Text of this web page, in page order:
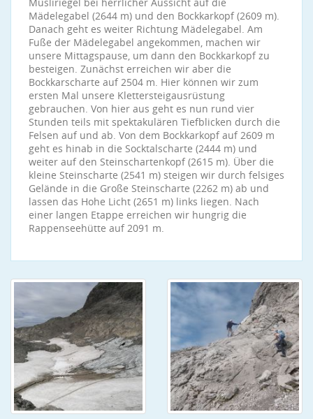
Mädelegabel (2644 m) und den Bockkarkopf (2609 m).
Danach geht es weiter Richtung Mädelegabel. Am
Fuße der Mädelegabel angekommen, machen wir
unsere Mittagspause, um dann den Bockkarkopf zu
besteigen. Zunächst erreichen wir aber die
Bockkarscharte auf 2504 m. Hier können wir zum
ersten Mal unsere Klettersteigausrüstung
gebrauchen. Von hier aus geht es nun rund vier
Stunden teils mit spektakulären Tiefblicken durch die
Felsen auf und ab. Von dem Bockkarkopf auf 2609 m
geht es hinab in die Socktalscharte (2444 m) und
weiter auf den Steinschartenkopf (2615 m). Über die
kleine Steinscharte (2541 m) steigen wir durch felsiges
Gelände in die Große Steinscharte (2262 m) ab und
lassen das Hohe Licht (2651 m) links liegen. Nach
einer langen Etappe erreichen wir hungrig die
Rappenseehütte auf 2091 m.